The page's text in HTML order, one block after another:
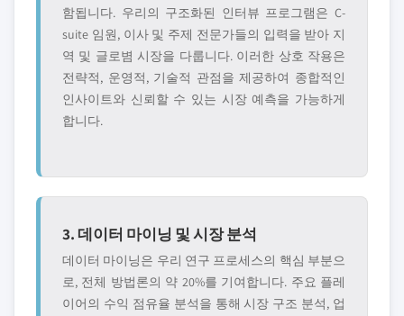
함됩니다. 우리의 구조화된 인터뷰 프로그램은 C-
suite 임원, 이사 및 주제 전문가들의 입력을 받아 지
역 및 글로볌 시장을 다룹니다. 이러한 상호 작용은
전략적, 운영적, 기술적 관점을 제공하여 종합적인
인사이트와 신뢰할 수 있는 시장 예측을 가능하게
합니다.
3. 데이터 마이닝 및 시장 분석
데이터 마이닝은 우리 연구 프로세스의 핵심 부분으
로, 전체 방법론의 약 20%를 기여합니다. 주요 플레
이어의 수익 점유율 분석을 통해 시장 구조 분석, 업